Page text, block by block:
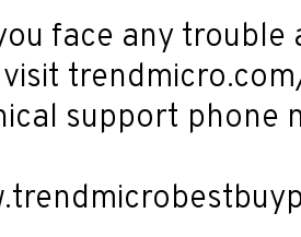
face any
support phone